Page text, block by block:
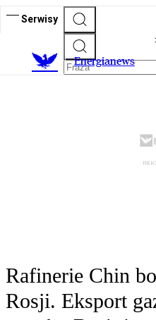
Serwisy
Energianews
Rafinerie Chin
Rosji. Eksport